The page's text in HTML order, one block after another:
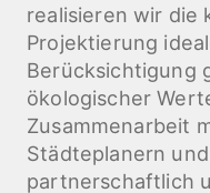
realisieren wir die
Projektierung
Berücksichtigung
ökologischer
Zusammenarbeit
Städteplanern
partnerschaftlich